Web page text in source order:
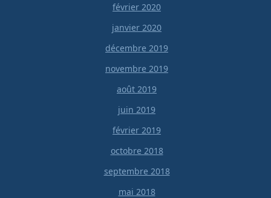
février 2020
janvier 2020
décembre 2019
novembre 2019
août 2019
juin 2019
février 2019
octobre 2018
septembre 2018
mai 2018